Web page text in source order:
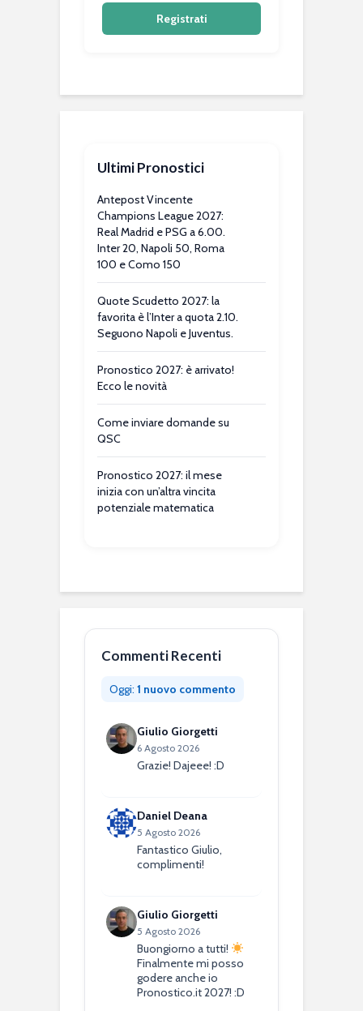
Registrati
Ultimi Pronostici
Antepost Vincente
Champions League 2027:
Real Madrid e PSG a 6.00.
Inter 20, Napoli 50, Roma
100 e Como 150
Quote Scudetto 2027: la
favorita è l’Inter a quota 2.10.
Seguono Napoli e Juventus.
Pronostico 2027: è arrivato!
Ecco le novità
Come inviare domande su
QSC
Pronostico 2027: il mese
inizia con un’altra vincita
potenziale matematica
Commenti Recenti
Oggi: 1 nuovo commento
Giulio Giorgetti
6 Agosto 2026
Grazie! Dajeee! :D
Daniel Deana
5 Agosto 2026
Fantastico Giulio,
complimenti!
Giulio Giorgetti
5 Agosto 2026
Buongiorno a tutti!
Finalmente mi posso
godere anche io
Pronostico.it 2027! :D